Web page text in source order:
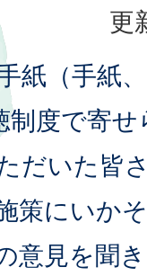
更
紙（手紙
制度で寄
だいた皆
策にいか
意見を聞